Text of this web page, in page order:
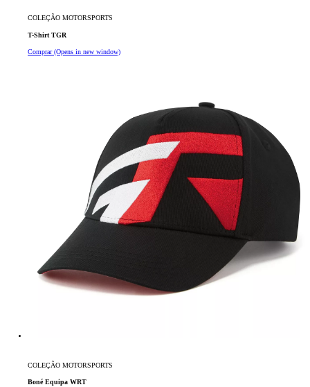
COLEÇÃO MOTORSPORTS
T-Shirt TGR
Comprar(Opens in new window)
COLEÇÃO MOTORSPORTS
Boné Equipa WRT